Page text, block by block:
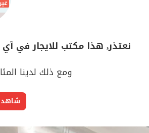
نعتذر, هذا مكتب للايجار في
ومع ذلك لدينا
شاهد